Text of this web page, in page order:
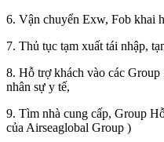
6. Vận chuyển Exw, Fob khai
7. Thủ tục tạm xuất tái nhập,
8. Hỗ trợ khách vào các
nhân sự y tế,
9. Tìm nhà cung cấp, Group
của Airseaglobal Group )